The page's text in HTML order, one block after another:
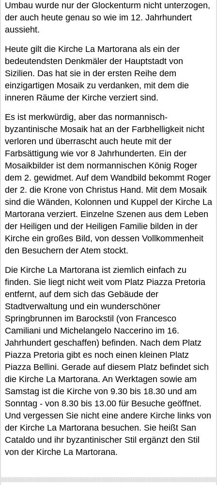
Umbau wurde nur der Glockenturm nicht unterzogen,
der auch heute genau so wie im 12. Jahrhundert
aussieht.
Heute gilt die Kirche La Martorana als ein der
bedeutendsten Denkmäler der Hauptstadt von
Sizilien. Das hat sie in der ersten Reihe dem
einzigartigen Mosaik zu verdanken, mit dem die
inneren Räume der Kirche verziert sind.
Es ist merkwürdig, aber das normannisch-
byzantinische Mosaik hat an der Farbhelligkeit nicht
verloren und überrascht auch heute mit der
Farbsättigung wie vor 8 Jahrhunderten. Ein der
Mosaikbilder ist dem normannischen König Roger
dem 2. gewidmet. Auf dem Wandbild bekommt Roger
der 2. die Krone von Christus Hand. Mit dem Mosaik
sind die Wänden, Kolonnen und Kuppel der Kirche La
Martorana verziert. Einzelne Szenen aus dem Leben
der Heiligen und der Heiligen Familie bilden in der
Kirche ein großes Bild, von dessen Vollkommenheit
den Besuchern der Atem stockt.
Die Kirche La Martorana ist ziemlich einfach zu
finden. Sie liegt nicht weit vom Platz Piazza Pretoria
entfernt, auf dem sich das Gebäude der
Stadtverwaltung und ein wunderschöner
Springbrunnen im Barockstil (von Francesco
Camiliani und Michelangelo Naccerino im 16.
Jahrhundert geschaffen) befinden. Nach dem Platz
Piazza Pretoria gibt es noch einen kleinen Platz
Piazza Bellini. Gerade auf diesem Platz befindet sich
die Kirche La Martorana. An Werktagen sowie am
Samstag ist die Kirche von 9.30 bis 18.30 und am
Sonntag - von 8.30 bis 13.00 für Besuche geöffnet.
Und vergessen Sie nicht eine andere Kirche links von
der Kirche La Martorana besuchen. Sie heißt San
Cataldo und ihr byzantinischer Stil ergänzt den Stil
von der Kirche La Martorana.